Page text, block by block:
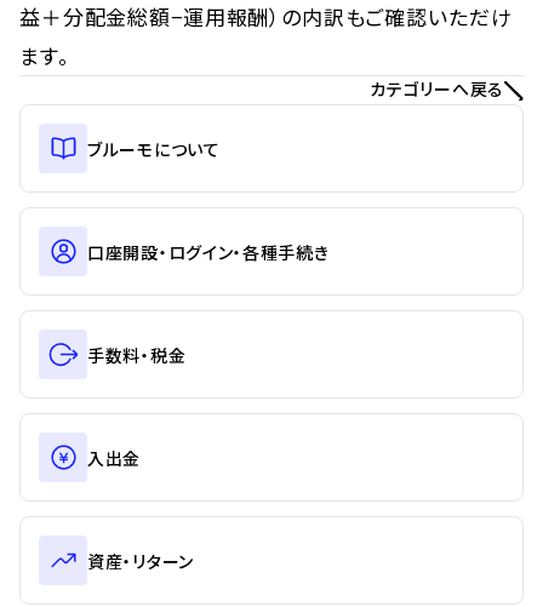
益＋分配金総額−運用報酬）の内訳もご確認いただけ
ます。
カテゴリーへ戻る
ブルーモについて
口座開設・ログイン・各種手続き
手数料・税金
入出金
資産・リターン